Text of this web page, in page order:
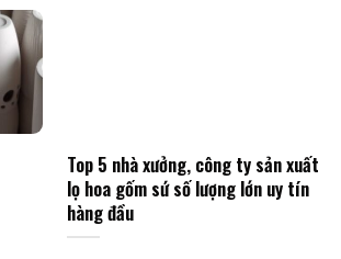
Top 5 nhà xưởng, công ty sản xuất
lọ hoa gốm sứ số lượng lớn uy tín
hàng đầu